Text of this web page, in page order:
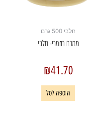
חלבי 500 גרם
ממרח רוזמרי- חלבי
₪41.70
הוספה לסל